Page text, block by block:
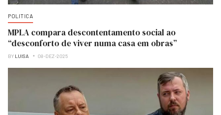
POLITICA
MPLA compara descontentamento social ao
“desconforto de viver numa casa em obras”
BY LUISA 08-DEZ-2025